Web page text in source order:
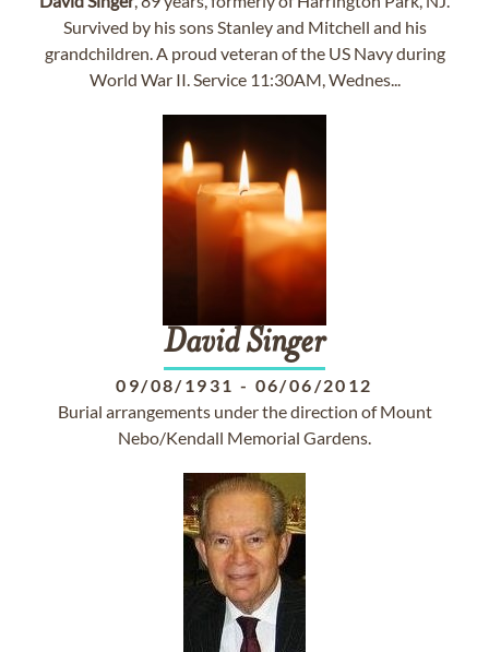
Survived by his sons Stanley and Mitchell and his
grandchildren. A proud veteran of the US Navy during
World War II. Service 11:30AM, Wednes...
DavidSinger
09/08/1931 - 06/06/2012
Burial arrangements under the direction of Mount
Nebo/Kendall Memorial Gardens.